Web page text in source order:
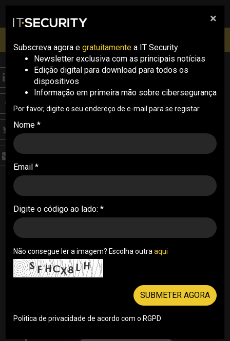
pesquisa
Inscrições abertas
ANALYSIS
Crime organizado
torna-se mais digital na
Europa
Um novo relatório da Europol revela que o crime
organizado está cada vez mais digital,
Comissão Europeia quer reforçar os poderes da
agência para responder à evolução das
ameaças
×
Subscreva agora e gratuitamente a IT Security
Newsletter exclusiva com as principais notícias
Edição digital para download para todos os
dispositivos
Informação em primeira mão sobre cibersegurança
Por favor, digite o seu endereço de e-mail para se registar.
Nome *
Email *
Digite o código ao lado: *
Não consegue ler a imagem? Escolha outra aqui
SUBMETER AGORA
Politica de privacidade de acordo com o RGPD